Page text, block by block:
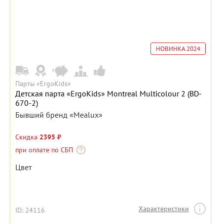
НОВИНКА 2024
Парты «ErgoKids»
Детская парта «ErgoKids» Montreal Multicolour 2 (BD-
670-2)
Бывший бренд «Mealux»
Скидка 2395 ₽
при оплате по СБП
Цвет
ID: 24116 Характеристики